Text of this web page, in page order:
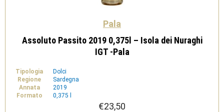
Pala
Assoluto Passito 2019 0,375l – Isola dei Nuraghi
IGT -Pala
Tipologia
Dolci
Regione
Sardegna
Annata
2019
Formato
0,375 l
€23,50